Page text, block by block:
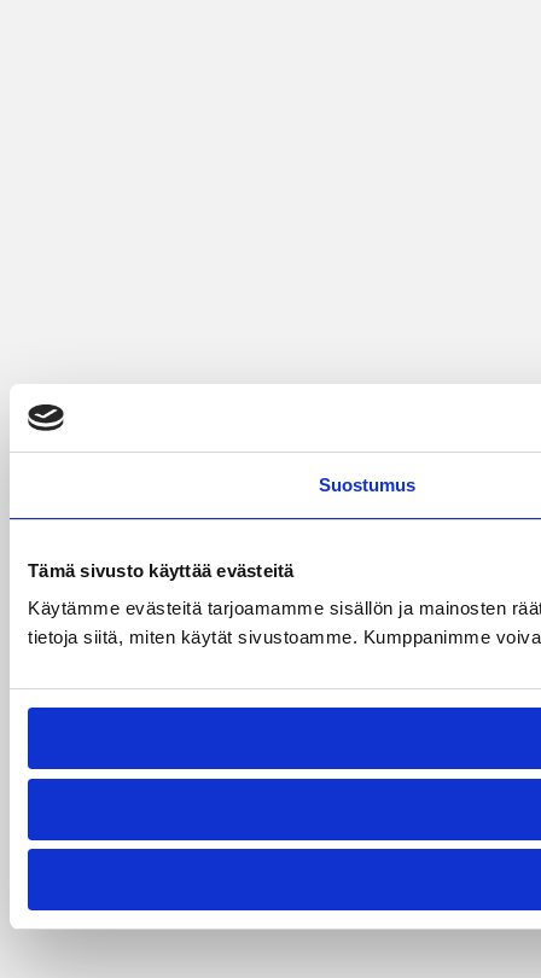
Suostumus
Tämä sivusto käyttää evästeitä
Käytämme evästeitä tarjoamamme sisällön ja mainosten
tietoja siitä, miten käytät sivustoamme. Kumppanimme